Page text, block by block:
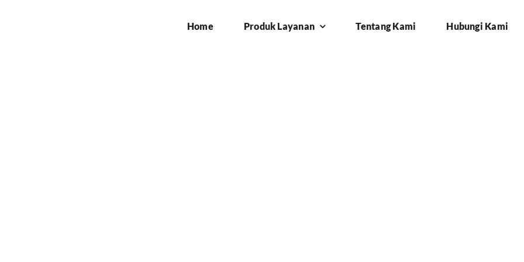
Home Produk Layanan Tentang Kami Hubungi Kami